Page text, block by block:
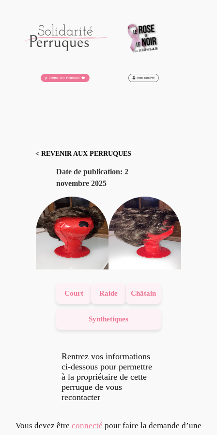
contenu
< REVENIR AUX PERRUQUES
Date de publication: 2
novembre 2025
Court Raide Châtain
Synthetiques
Rentrez vos informations
ci-dessous pour permettre
à la propriétaire de cette
perruque de vous
recontacter
Vous devez être connecté pour faire la demande d’une